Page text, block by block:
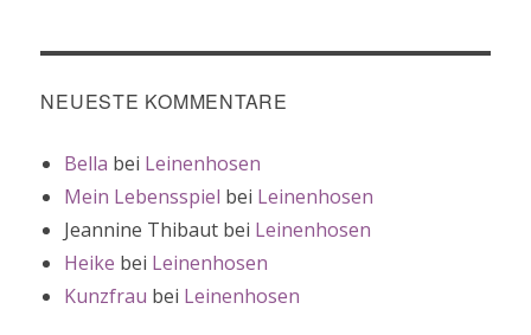
NEUESTE KOMMENTARE
Bella bei Leinenhosen
Mein Lebensspiel bei Leinenhosen
Jeannine Thibaut bei Leinenhosen
Heike bei Leinenhosen
Kunzfrau bei Leinenhosen